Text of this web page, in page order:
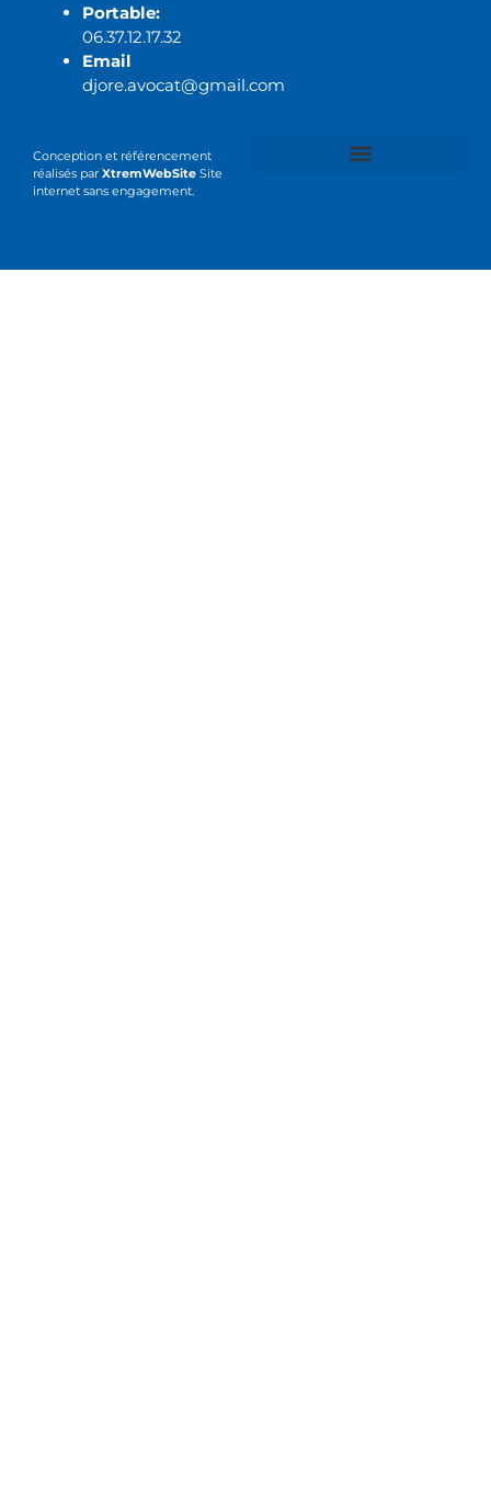
Portable:
06.37.12.17.32
Email
djore.avocat@gmail.com
Conception et référencement
réalisés par XtremWebSite Site
internet sans engagement.